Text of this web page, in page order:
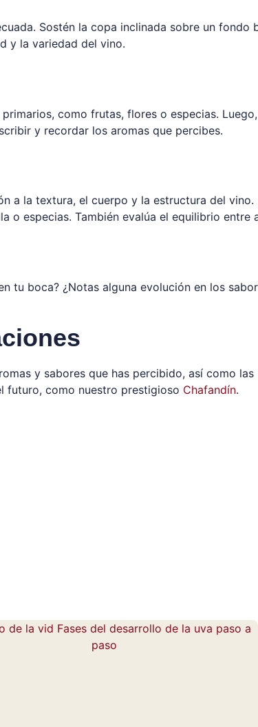
Sostén la copa inclinada sobre un
y la variedad del vino.
como frutas, flores o especias.
y recordar los aromas que percibes.
a la textura, el cuerpo y la estructura del
o especias. También evalúa el equilibrio
tu boca? ¿Notas alguna evolución en los
y sabores que has percibido, así como
futuro, como nuestro prestigioso Chafandín.